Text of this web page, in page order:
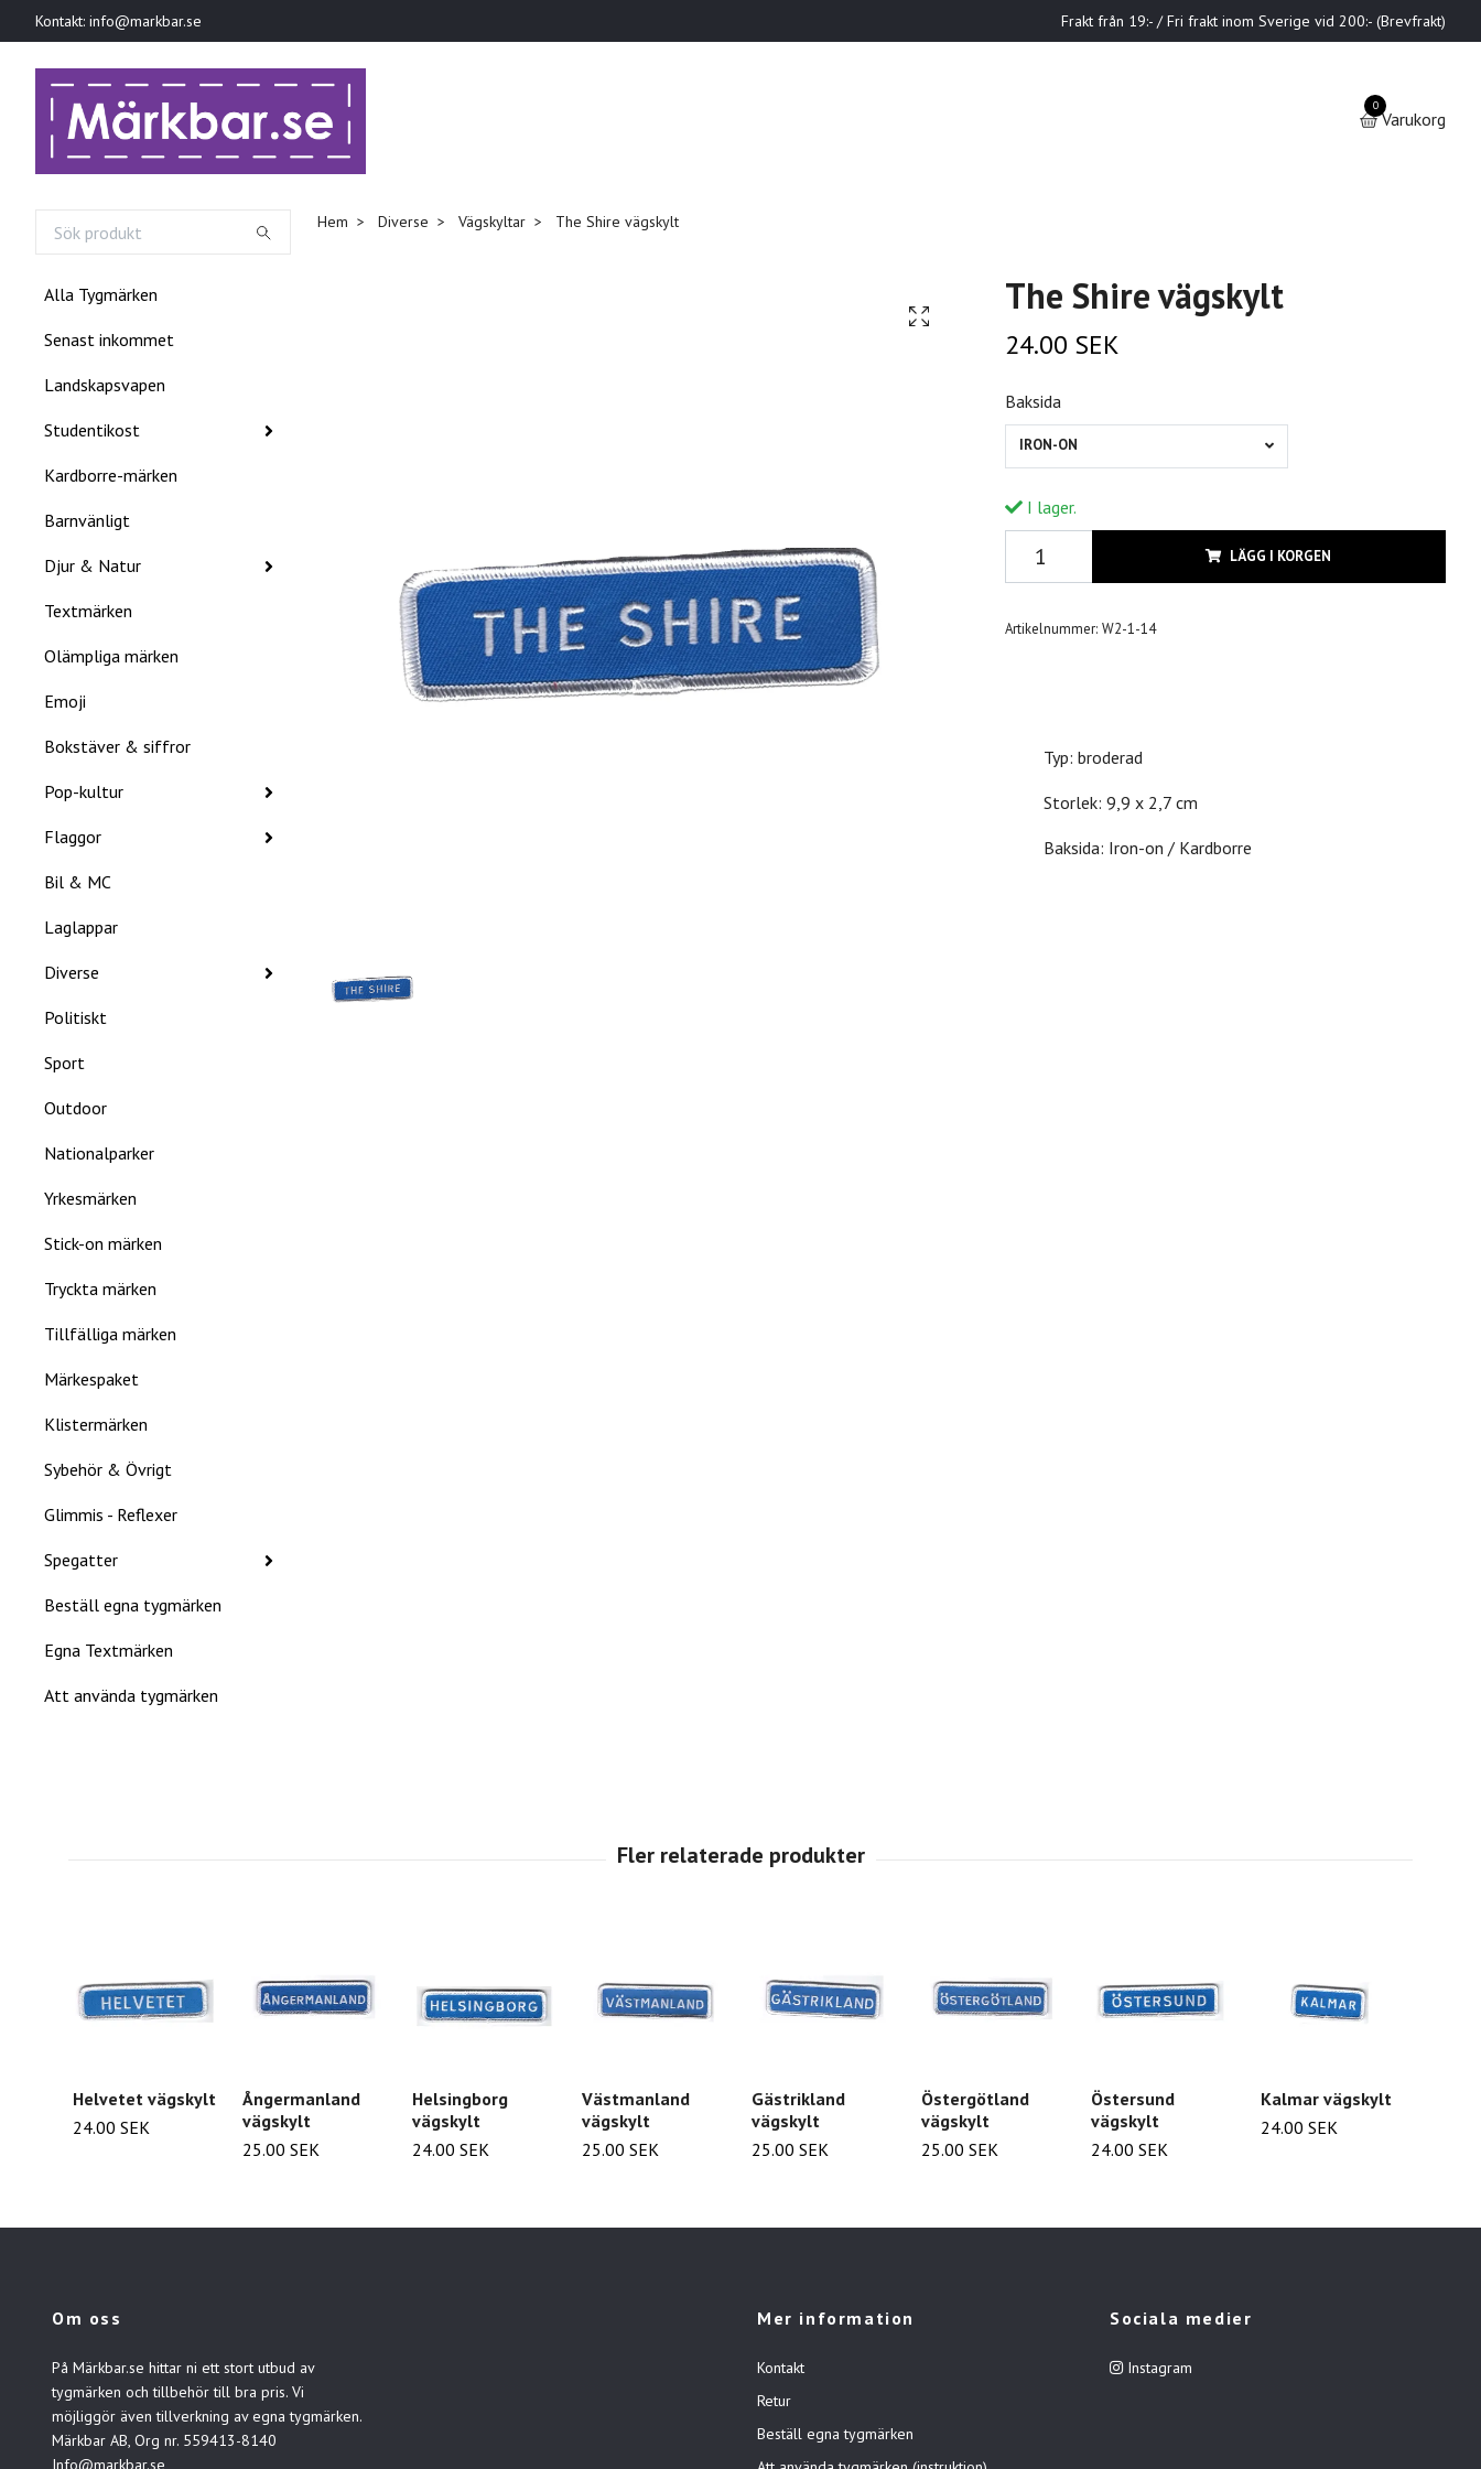
Kontakt: info@markbar.se Frakt från 19:- / Fri frakt inom Sverige vid 200:- (Brevfrakt)
0
Varukorg
Alla Tygmärken
Senast inkommet
Landskapsvapen
Studentikost
Kardborre-märken
Barnvänligt
Djur & Natur
Textmärken
Olämpliga märken
Emoji
Bokstäver & siffror
Pop-kultur
Flaggor
Bil & MC
Laglappar
Diverse
Politiskt
Sport
Outdoor
Nationalparker
Yrkesmärken
Stick-on märken
Tryckta märken
Tillfälliga märken
Märkespaket
Klistermärken
Sybehör & Övrigt
Glimmis - Reflexer
Spegatter
Beställ egna tygmärken
Egna Textmärken
Att använda tygmärken
Hem Diverse Vägskyltar The Shire vägskylt
The Shire vägskylt
24.00 SEK
Baksida
IRON-ON
I lager.
LÄGG I KORGEN
Artikelnummer: W2-1-14
Typ: broderad
Storlek: 9,9 x 2,7 cm
Baksida: Iron-on / Kardborre
Helvetet vägskylt
24.00 SEK
Ångermanland
vägskylt
25.00 SEK
Helsingborg
vägskylt
24.00 SEK
Västmanland
vägskylt
25.00 SEK
Gästrikland
vägskylt
25.00 SEK
Östergötland
vägskylt
25.00 SEK
Östersund
vägskylt
24.00 SEK
Kalmar vägskylt
24.00 SEK
Om oss
På Märkbar.se hittar ni ett stort utbud av
tygmärken och tillbehör till bra pris. Vi
möjliggör även tillverkning av egna tygmärken.
Märkbar AB, Org nr. 559413-8140
Mer information
Kontakt
Retur
Beställ egna tygmärken
Sociala medier
Instagram